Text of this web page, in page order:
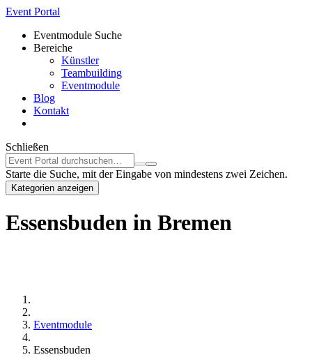
Event Portal
Eventmodule Suche
Bereiche
Künstler
Teambuilding
Eventmodule
Blog
Kontakt
Schließen
Starte die Suche, mit der Eingabe von mindestens zwei Zeichen.
Kategorien anzeigen
Essensbuden in Bremen
Eventmodule
Essensbuden